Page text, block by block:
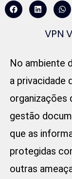
VPN
No ambiente
a privacidade
organizações
gestão
que as
protegidas
outras